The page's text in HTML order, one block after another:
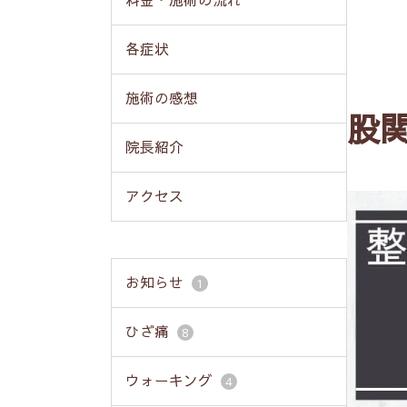
各症状
施術の感想
院長紹介
アクセス
お知らせ 1
ひざ痛 8
ウォーキング 4
股